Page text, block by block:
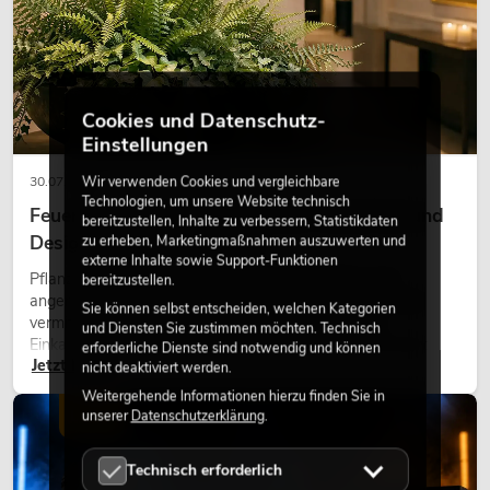
30.07.2026
Feuerhemmende Kunstpflanzen: Sicherheit und
Design perfekt kombiniert
Pflanzen machen Räume lebendig. Sie schaffen eine
angenehme Atmosphäre, verbessern das Ambiente und
vermitteln Natürlichkeit. Ob in Hotels, Restaurants,
Einkaufszentren, Bürogebäuden oder auf Messeständen:
eine hochwertige Begrünung gehört heute längst zum
modernen Raumkonzept.
Jetzt lesen
LICHT
Cookies und Datenschutz-
Einstellungen
Wir verwenden Cookies und vergleichbare
Technologien, um unsere Website technisch
bereitzustellen, Inhalte zu verbessern, Statistikdaten
zu erheben, Marketingmaßnahmen auszuwerten und
externe Inhalte sowie Support-Funktionen
bereitzustellen.
Sie können selbst entscheiden, welchen Kategorien
und Diensten Sie zustimmen möchten. Technisch
erforderliche Dienste sind notwendig und können
nicht deaktiviert werden.
Weitergehende Informationen hierzu finden Sie in
unsererDatenschutzerklärung.
Technisch erforderlich